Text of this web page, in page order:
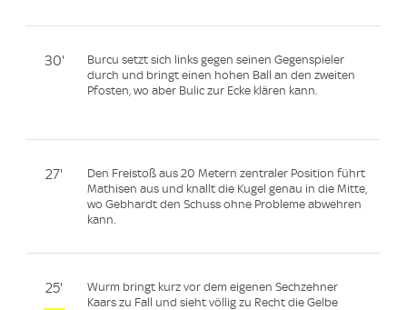
30'
Burcu setzt sich links gegen seinen Gegenspieler
durch und bringt einen hohen Ball an den zweiten
Pfosten, wo aber Bulic zur Ecke klären kann.
27'
Den Freistoß aus 20 Metern zentraler Position führt
Mathisen aus und knallt die Kugel genau in die Mitte,
wo Gebhardt den Schuss ohne Probleme abwehren
kann.
25'
Wurm bringt kurz vor dem eigenen Sechzehner
Kaars zu Fall und sieht völlig zu Recht die Gelbe